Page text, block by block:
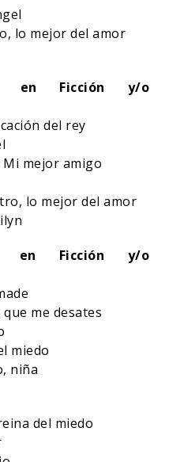
lo mejor del amor
en Ficción y/o
del rey
mejor amigo
lo mejor del amor
en Ficción y/o
me desates
miedo
niña
del miedo